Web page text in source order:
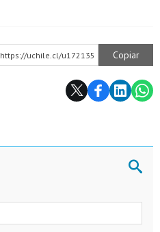
https://uchile.cl/u172135 Copiar